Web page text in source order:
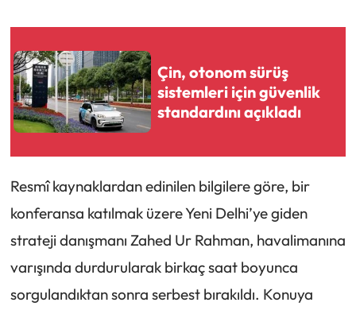
Çin, otonom sürüş
sistemleri için güvenlik
standardını açıkladı
Resmî kaynaklardan edinilen bilgilere göre, bir
konferansa katılmak üzere Yeni Delhi’ye giden
strateji danışmanı Zahed Ur Rahman, havalimanına
varışında durdurularak birkaç saat boyunca
sorgulandıktan sonra serbest bırakıldı. Konuya